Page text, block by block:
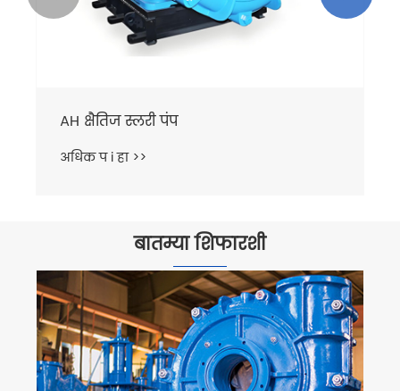
बातम्या शिफारशी
क्षैतिज स्लरी पंपसाठी देखभाल पद्धती कोणत्या
आहेत?
अधिक प i हा >>